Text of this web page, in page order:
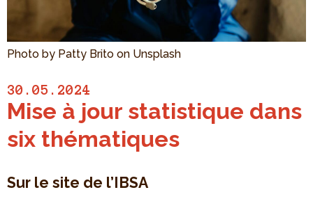
Photo by Patty Brito on Unsplash
30.05.2024
Mise à jour statistique dans
six thématiques
Sur le site de l’IBSA